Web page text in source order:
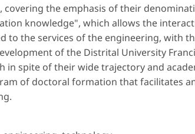
covering the emphasis of their
knowledge", which allows the
to the services of the engineering, with
of the Distrital University
in spite of their wide trajectory and
of doctoral formation that facilitates